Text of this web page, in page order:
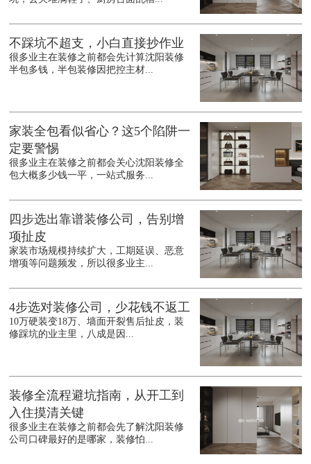
不踩坑不超支，小白直接抄作业
很多业主在装修之前都会先计算沈阳装修
半包多钱，半包装修因把控主材...
家装全包看似省心？这5个陷阱一
定要警惕
很多业主在装修之前都会关心沈阳装修全
包大概多少钱一平，一站式服务...
四步选出靠谱装修公司，告别增
项扯皮
家装市场规模持续扩大，工期延误、恶意
增项等问题频发，所以很多业主...
4步选对装修公司，少花钱不返工
10万硬装变18万、墙面开裂售后扯皮，装
修踩坑的业主里，八成是因...
装修全流程避坑指南，从开工到
入住摸清关键
很多业主在装修之前都会先了解沈阳装修
公司口碑最好的是哪家，装修怕...